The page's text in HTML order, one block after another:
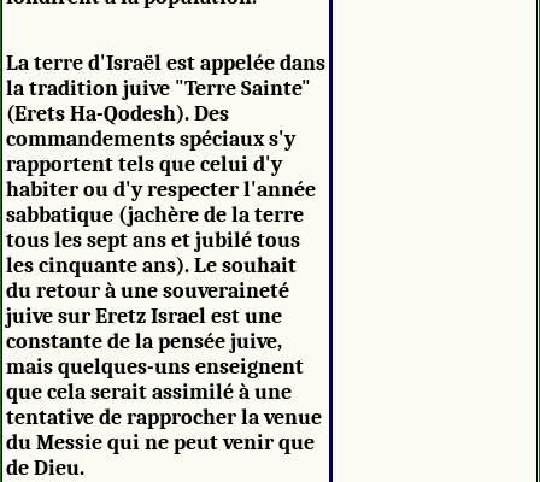
La terre d'Israël est appelée dans
la tradition juive "Terre Sainte"
(Erets Ha-Qodesh). Des
commandements spéciaux s'y
rapportent tels que celui d'y
habiter ou d'y respecter l'année
sabbatique (jachère de la terre
tous les sept ans et jubilé tous
les cinquante ans). Le souhait
du retour à une souveraineté
juive sur Eretz Israel est une
constante de la pensée juive,
mais quelques-uns enseignent
que cela serait assimilé à une
tentative de rapprocher la venue
du Messie qui ne peut venir que
de Dieu.